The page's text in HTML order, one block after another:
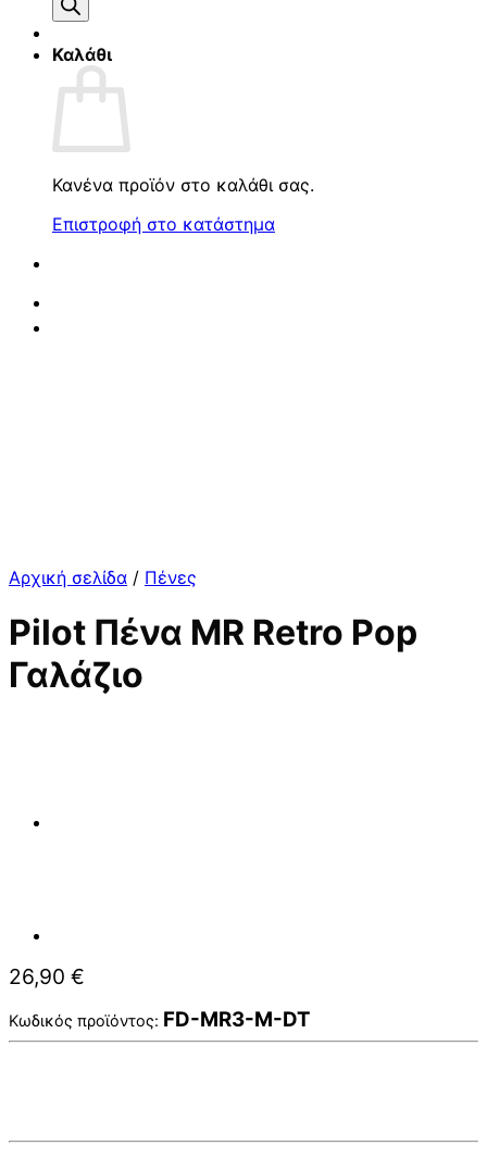
Καλάθι
Κανένα προϊόν στο καλάθι σας.
Επιστροφή στο κατάστημα
Αρχική σελίδα / Πένες
Pilot Πένα MR Retro Pop
Γαλάζιο
26,90 €
Κωδικός προϊόντος: FD-MR3-M-DT